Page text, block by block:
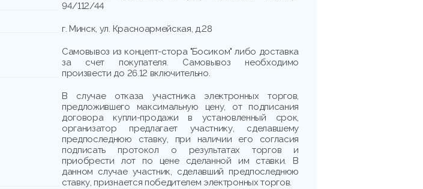
94/112/44
г. Минск, ул. Красноармейская, д.28
Самовывоз из концепт-стора "Босиком" либо доставка
за счет покупателя. Самовывоз необходимо
произвести до 26.12 включительно.
В случае отказа участника электронных торгов,
предложившего максимальную цену, от подписания
договора купли-продажи в установленный срок,
организатор предлагает участнику, сделавшему
предпоследнюю ставку, при наличии его согласия
подписать протокол о результатах торгов и
приобрести лот по цене сделанной им ставки. В
данном случае участник, сделавший предпоследнюю
ставку, признается победителем электронных торгов.